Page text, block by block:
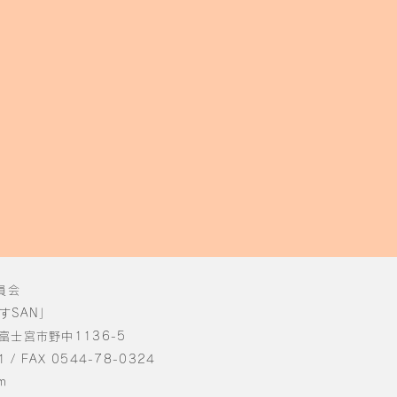
会
SAN」
士宮市野中1136-5
/ FAX 0544-78-0324